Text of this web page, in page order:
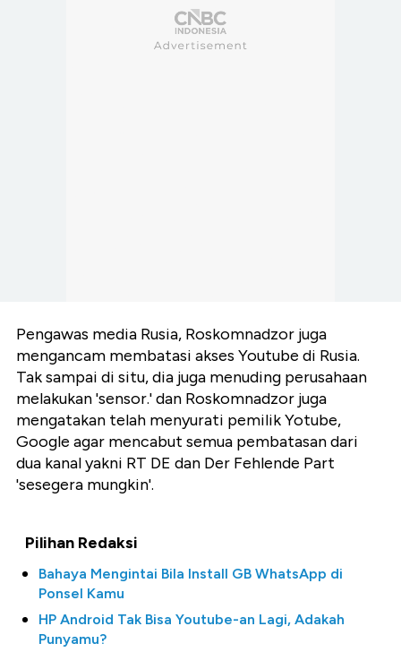
Pengawas media Rusia, Roskomnadzor juga
mengancam membatasi akses Youtube di Rusia.
Tak sampai di situ, dia juga menuding perusahaan
melakukan 'sensor.' dan Roskomnadzor juga
mengatakan telah menyurati pemilik Yotube,
Google agar mencabut semua pembatasan dari
dua kanal yakni RT DE dan Der Fehlende Part
'sesegera mungkin'.
Pilihan Redaksi
Bahaya Mengintai Bila Install GB WhatsApp di
Ponsel Kamu
HP Android Tak Bisa Youtube-an Lagi, Adakah
Punyamu?